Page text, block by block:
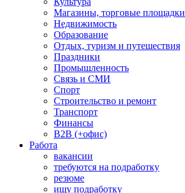
Магазины, торговые площадки
Недвижимость
Образование
Отдых, туризм и путешествия
Праздники
Промышленность
Связь и СМИ
Спорт
Строительство и ремонт
Транспорт
Финансы
B2B (+офис)
Работа
вакансии
требуются на подработку
резюме
ищу подработку